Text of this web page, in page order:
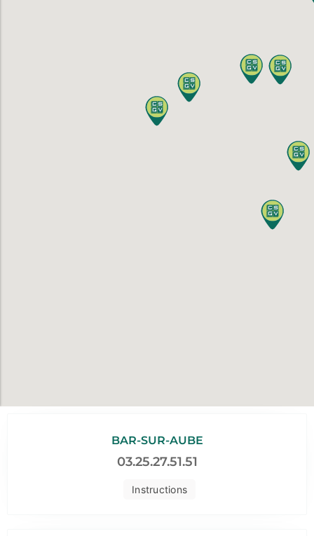
Instructions
BAR-SUR-AUBE
03.25.27.51.51